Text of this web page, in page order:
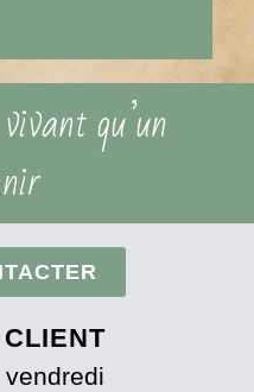
qu’un